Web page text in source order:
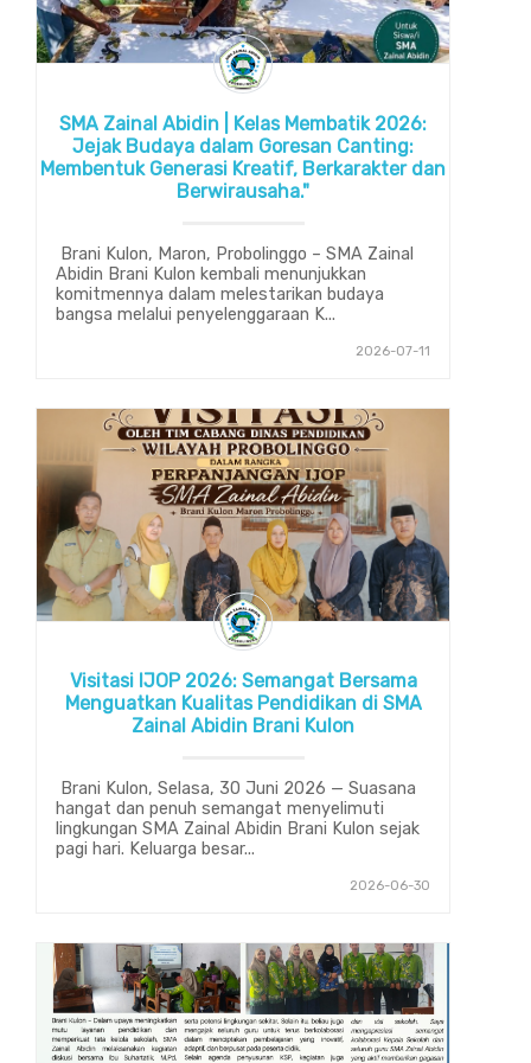
SMA Zainal Abidin | Kelas Membatik 2026:
Jejak Budaya dalam Goresan Canting:
Membentuk Generasi Kreatif, Berkarakter dan
Berwirausaha."
Brani Kulon, Maron, Probolinggo – SMA Zainal
Abidin Brani Kulon kembali menunjukkan
komitmennya dalam melestarikan budaya
bangsa melalui penyelenggaraan K...
2026-07-11
Visitasi IJOP 2026: Semangat Bersama
Menguatkan Kualitas Pendidikan di SMA
Zainal Abidin Brani Kulon
Brani Kulon, Selasa, 30 Juni 2026 — Suasana
hangat dan penuh semangat menyelimuti
lingkungan SMA Zainal Abidin Brani Kulon sejak
pagi hari. Keluarga besar...
2026-06-30